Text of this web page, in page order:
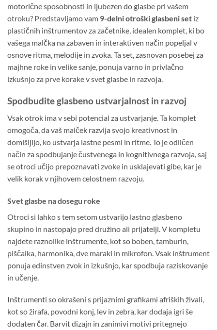
motorične sposobnosti in ljubezen do glasbe pri vašem
otroku? Predstavljamo vam 9-delni otroški glasbeni set iz
plastičnih inštrumentov za začetnike, idealen komplet, ki bo
vašega malčka na zabaven in interaktiven način popeljal v
osnove ritma, melodije in zvoka. Ta set, zasnovan posebej za
majhne roke in velike sanje, ponuja varno in privlačno
izkušnjo za prve korake v svet glasbe in razvoja.
Spodbudite glasbeno ustvarjalnost in razvoj
Vsak otrok ima v sebi potencial za ustvarjanje. Ta komplet
omogoča, da vaš malček razvija svojo kreativnost in
domišljijo, ko ustvarja lastne pesmi in ritme. To je odličen
način za spodbujanje čustvenega in kognitivnega razvoja, saj
se otroci učijo prepoznavati zvoke in usklajevati gibe, kar je
velik korak v njihovem celostnem razvoju.
Svet glasbe na dosegu roke
Otroci si lahko s tem setom ustvarijo lastno glasbeno
skupino in nastopajo pred družino ali prijatelji. V kompletu
najdete raznolike inštrumente, kot so boben, tamburin,
piščalka, harmonika, dve maraki in mikrofon. Vsak inštrument
ponuja edinstven zvok in izkušnjo, kar spodbuja raziskovanje
in učenje.
Inštrumenti so okrašeni s prijaznimi grafikami afriških živali,
kot so žirafa, povodni konj, lev in zebra, kar dodaja igri še
dodaten čar. Barvit dizajn in zanimivi motivi pritegnejo